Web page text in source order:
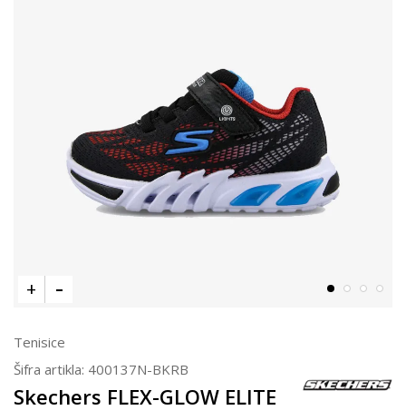
Tenisice
Šifra artikla: 400137N-BKRB
Skechers FLEX-GLOW ELITE